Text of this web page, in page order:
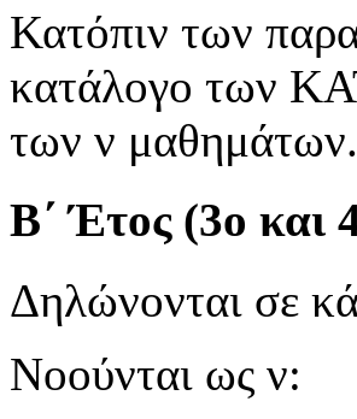
Κατόπιν των
κατάλογο των
των ν μαθημάτων.
Β΄ Έτος (3ο και
Δηλώνονται σε
Νοούνται ως ν: